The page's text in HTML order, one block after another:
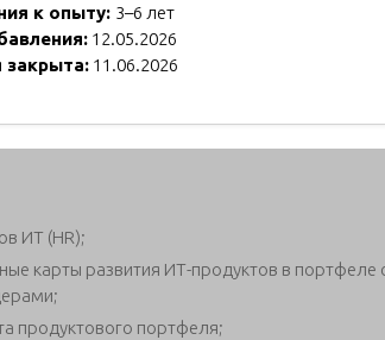
к опыту: 3–6 лет
12.05.2026
закрыта: 11.06.2026
ИТ (HR);
карты развития ИТ-продуктов в портфеле
продуктового портфеля;